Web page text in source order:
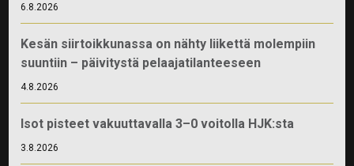
6.8.2026
Kesän siirtoikkunassa on nähty liikettä molempiin
suuntiin – päivitystä pelaajatilanteeseen
4.8.2026
Isot pisteet vakuuttavalla 3–0 voitolla HJK:sta
3.8.2026